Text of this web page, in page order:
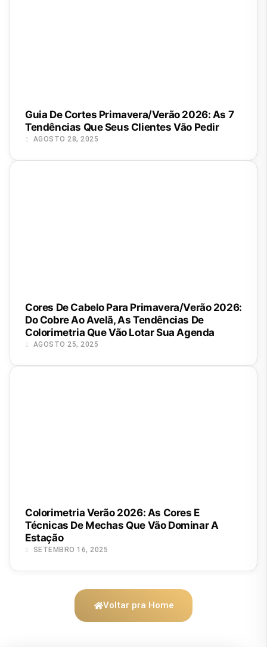
Guia De Cortes Primavera/Verão 2026: As 7
Tendências Que Seus Clientes Vão Pedir
AGOSTO 28, 2025
Cores De Cabelo Para Primavera/Verão 2026:
Do Cobre Ao Avelã, As Tendências De
Colorimetria Que Vão Lotar Sua Agenda
AGOSTO 25, 2025
Colorimetria Verão 2026: As Cores E
Técnicas De Mechas Que Vão Dominar A
Estação
SETEMBRO 16, 2025
Voltar pra Home